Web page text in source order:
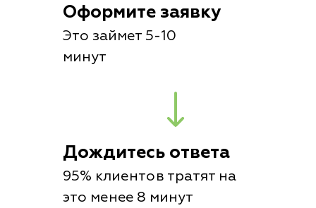
Оформите заявку
Это займет 5-10
минут
Дождитесь ответа
95% клиентов тратят на
это менее 8 минут